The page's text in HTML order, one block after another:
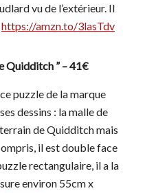
vu de l’extérieur. Il
https://amzn.to/3lasTdv
Quidditch ” – 41€
puzzle de la marque
dessins : la malle de
de Quidditch mais
il est double face
rectangulaire, il a la
environ 55cm x